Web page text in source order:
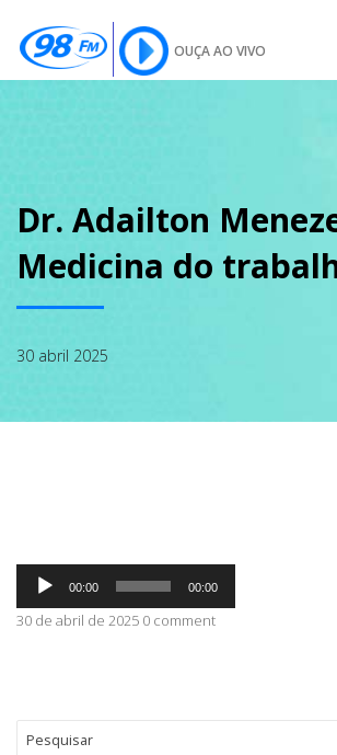
OUÇA AO VIVO
SOBRE
CONTATO
Dr. Adailton
Medicina do
30 abril 2025
Tocador
áudio
00:00 00:00
30 de abril de 2025 0 comment